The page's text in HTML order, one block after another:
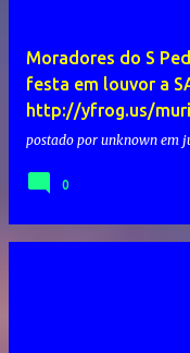
Moradores do S
festa em louvor a
http://yfrog.us/
postado por unknown em
0